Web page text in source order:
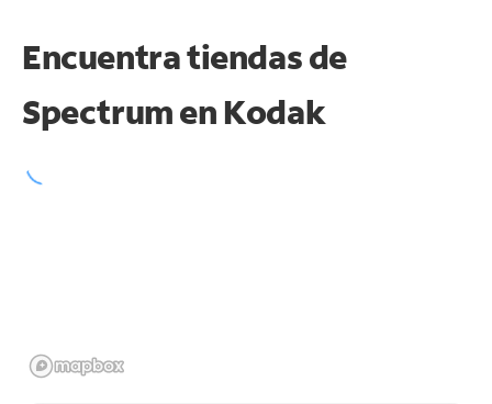
Encuentra tiendas de
Spectrum en Kodak